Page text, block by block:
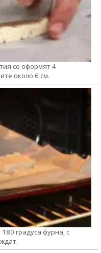
се оформят 4
около 6 см.
градуса фурна, с